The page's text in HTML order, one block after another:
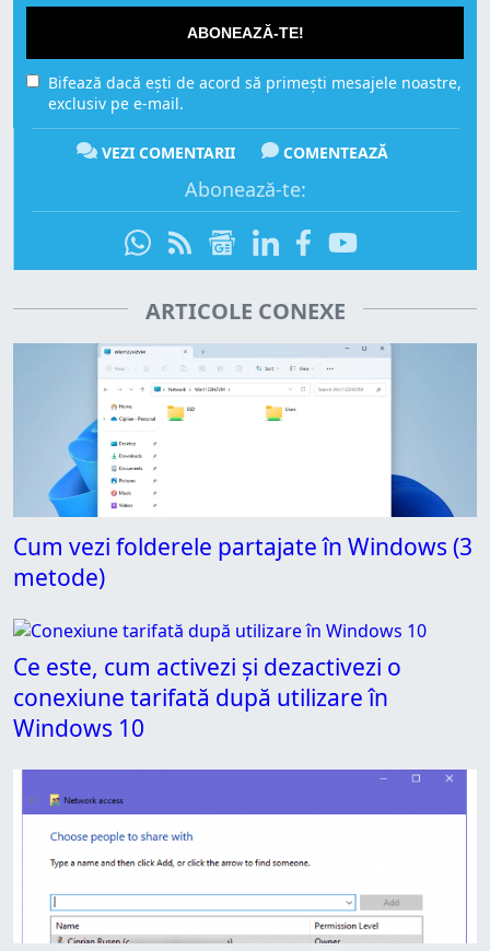
ABONEAZĂ-TE!
Bifează dacă ești de acord să primești mesajele noastre,
exclusiv pe e-mail.
VEZI COMENTARII COMENTEAZĂ
Abonează-te:
ARTICOLE CONEXE
Cum vezi folderele partajate în Windows (3
metode)
Ce este, cum activezi și dezactivezi o
conexiune tarifată după utilizare în
Windows 10